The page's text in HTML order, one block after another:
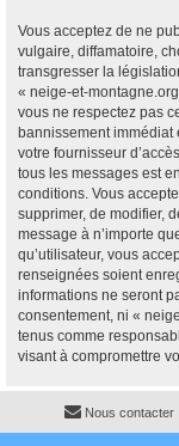
Vous acceptez de ne
vulgaire, diffamatoire,
transgresser la
« neige-et-
vous ne respectez pas
bannissement immédiat
votre fournisseur
tous les messages est
conditions. Vous
supprimer, de modifier,
message à n’importe
qu’utilisateur, vous
renseignées soient
informations ne seront
consentement, ni «
tenus comme
visant à compromettre
Nous contacter